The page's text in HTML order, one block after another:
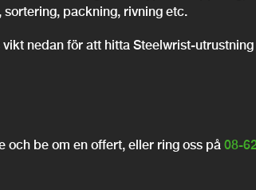
packning, rivning etc.
nedan för att hitta Steelwrist-
och be om en offert, eller ring oss på 08-